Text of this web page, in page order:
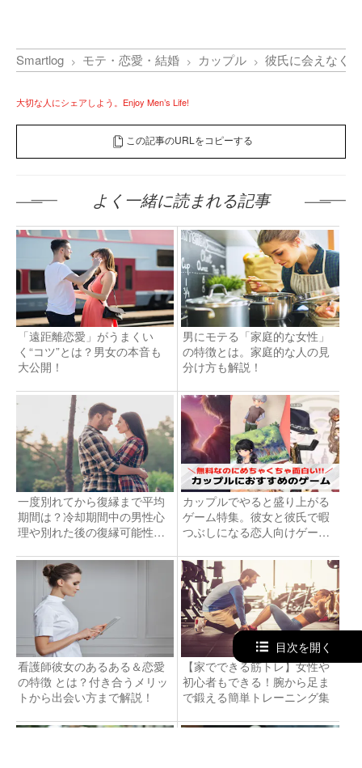
Smartlog モテ・恋愛・結婚 カップル 彼氏に会えなく
大切な人にシェアしよう。Enjoy Men’s Life!
この記事のURLをコピーする
よく一緒に読まれる記事
「遠距離恋愛」がうまくい
く“コツ”とは？男女の本音も
大公開！
男にモテる「家庭的な女性」
の特徴とは。家庭的な人の見
分け方も解説！
一度別れてから復縁まで平均
期間は？冷却期間中の男性心
理や別れた後の復縁可能性
カップルでやると盛り上がる
ゲーム特集。彼女と彼氏で暇
つぶしになる恋人向けゲーム
看護師彼女のあるある＆恋愛
の特徴 とは？付き合うメリッ
トから出会い方まで解説！
【家でできる筋トレ】女性や
初心者もできる！腕から足ま
で鍛える簡単トレーニング集
目次を開く